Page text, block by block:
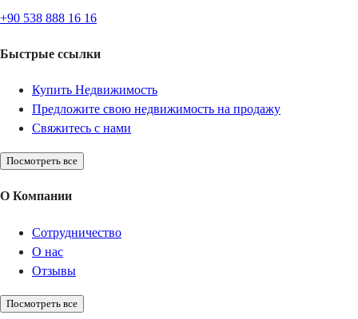
+90 538 888 16 16
Быстрые ссылки
Купить Недвижимость
Предложите свою недвижимость на продажу
Свяжитесь с нами
Посмотреть все
О Компании
Сотрудничество
О нас
Отзывы
Посмотреть все